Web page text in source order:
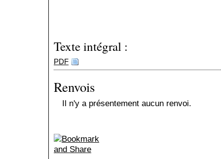
Texte intégral :
PDF
Renvois
Il n'y a présentement aucun renvoi.